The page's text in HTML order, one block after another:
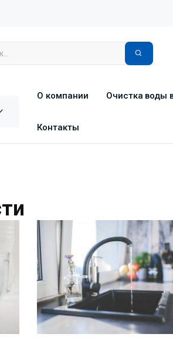
О компании Очистка воды
Контакты